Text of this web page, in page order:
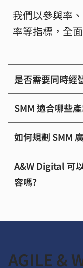
我們以參與率
率等指標，全
是否需要同時經
SMM 適合哪些
如何規劃 SMM
A&W Digital 可
容嗎?
AGILE &